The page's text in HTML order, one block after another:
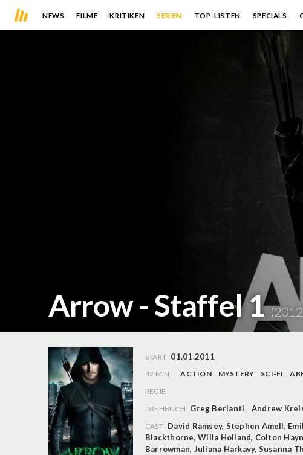
NEWS FILME KRITIKEN SERIEN TOP-LISTEN SPECIALS
Arrow - Staffel 1
START 01.01.2011
42 MIN ACTION MYSTERY SCI-FI
REGIE
DREHBUCH Greg Berlanti Andrew
CAST David Ramsey, Stephen Amell,
Blackthorne,Willa Holland, Colton
Barrowman, Juliana Harkavy, Susanna